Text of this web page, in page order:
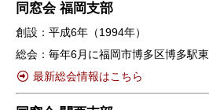
同窓会 福岡支部
創設：平成6年（1994年）
総会：毎年6月に福岡市博多区博多駅東
最新総会情報はこちら